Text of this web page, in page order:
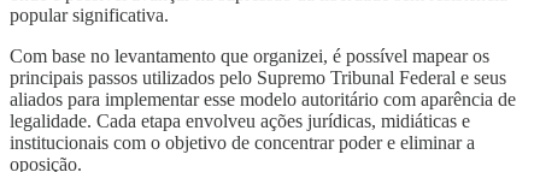
popular significativa.
Com base no levantamento que organizei, é possível mapear os
principais passos utilizados pelo Supremo Tribunal Federal e seus
aliados para implementar esse modelo autoritário com aparência de
legalidade. Cada etapa envolveu ações jurídicas, midiáticas e
institucionais com o objetivo de concentrar poder e eliminar a
oposição.